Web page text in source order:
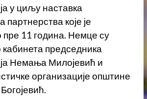
у циљу наставка
које је
11 година. Немце су
председника
Немања Милојевић и
организације општине